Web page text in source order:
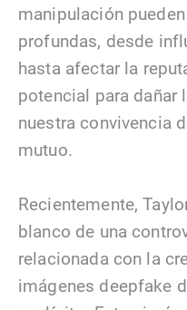
manipulación
profundas, desde
hasta afectar la
potencial para dañar
nuestra convivencia
mutuo.
Recientemente,
blanco de una
relacionada con la
imágenes deepfake